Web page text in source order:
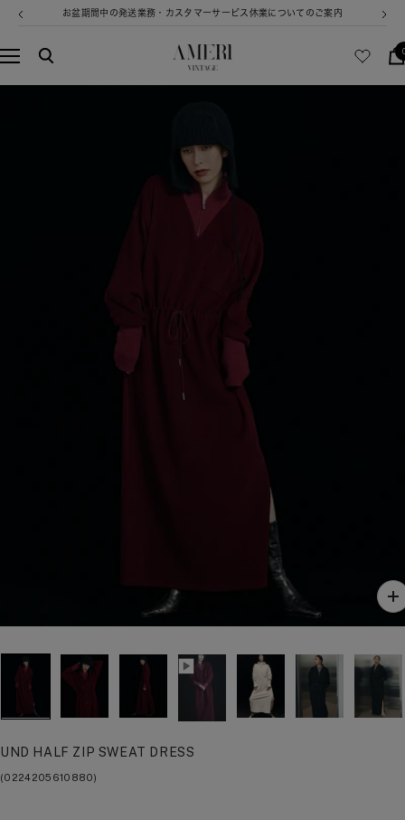
ン
へ
戻
お盆期間中の発送業務・カスタマーサービス休業についてのご案内
次
ナ
ゲ
AMERI
VINTAGE
ズ
ン
UND HALF ZIP SWEAT DRESS
(0224205610880)